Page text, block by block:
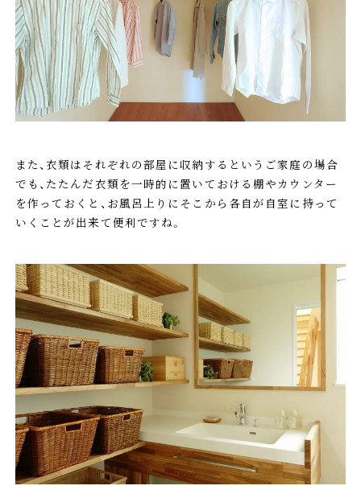
また、衣類はそれぞれの部屋に収納するというご家庭の場合
でも、たたんだ衣類を一時的に置いておける棚やカウンター
を作っておくと、お風呂上りにそこから各自が自室に持って
いくことが出来て便利ですね。